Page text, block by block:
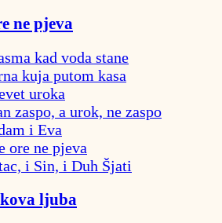
ne pjeva
kad voda stane
kuja putom kasa
uroka
zaspo, a urok, ne zaspo
i Eva
ore ne pjeva
i Sin, i Duh Šjati
ljuba